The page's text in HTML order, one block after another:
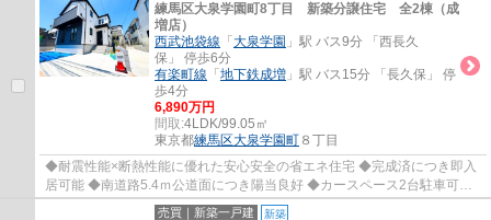
練馬区大泉学園町8丁目 新築分譲住宅 全2棟（成
増店）
西武池袋線 「 大泉学園 」駅 バス9分 「西長久
保」 停歩6分
有楽町線 「 地下鉄成増 」駅 バス15分 「長久保」 停
歩4分
6,890万円
間取:4LDK/99.05㎡
東京都練馬区大泉学園町 ８丁目
◆耐震性能×断熱性能に優れた安心安全の省エネ住宅 ◆完成済につき即入
居可能 ◆南道路5.4ｍ公道面につき陽当良好 ◆カースペース2台駐車可能
（車種・運転技術によります） ◆お住まい後も...
売買｜新築一戸建 新築